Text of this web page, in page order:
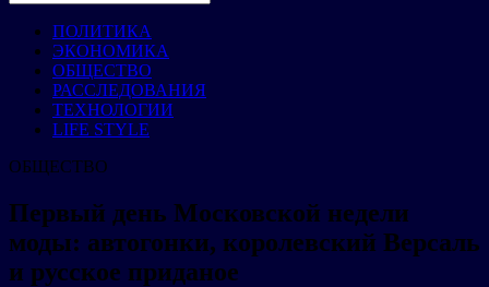
ПОЛИТИКА
ЭКОНОМИКА
ОБЩЕСТВО
РАССЛЕДОВАНИЯ
ТЕХНОЛОГИИ
LIFE STYLE
ОБЩЕСТВО
Первый день Московской недели
моды: автогонки, королевский Версаль
и русское приданое